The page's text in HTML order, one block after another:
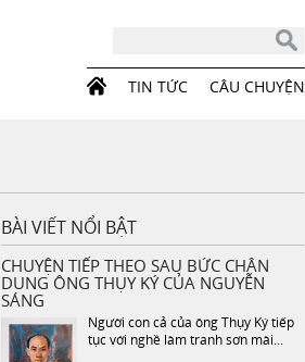
TIN TỨC CÂU CHUYỆN
BÀI VIẾT NỔI BẬT
CHUYỆN TIẾP THEO SAU BỨC CHÂN
DUNG ÔNG THỤY KÝ CỦA NGUYỄN
SÁNG
Người con cả của ông Thụy Ký tiếp
tục với nghề làm tranh sơn mài...